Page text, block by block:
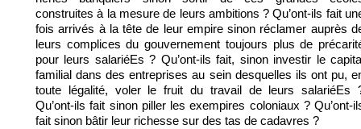
construites à la mesure de leurs ambitions ? Qu’ont-ils fait
fois arrivés à la tête de leur empire sinon réclamer auprès
leurs complices du gouvernement toujours plus de
pour leurs salariéEs ? Qu’ont-ils fait, sinon investir le
familial dans des entreprises au sein desquelles ils ont pu,
toute légalité, voler le fruit du travail de leurs salariéEs
Qu’ont-ils fait sinon piller les exempires coloniaux ? Qu’ont-
fait sinon bâtir leur richesse sur des tas de cadavres ?